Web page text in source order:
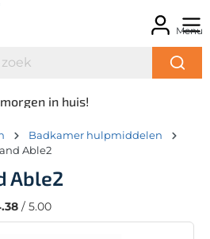
Menu
in huis!
Badkamer hulpmiddelen
Able2
Able2
/ 5.00